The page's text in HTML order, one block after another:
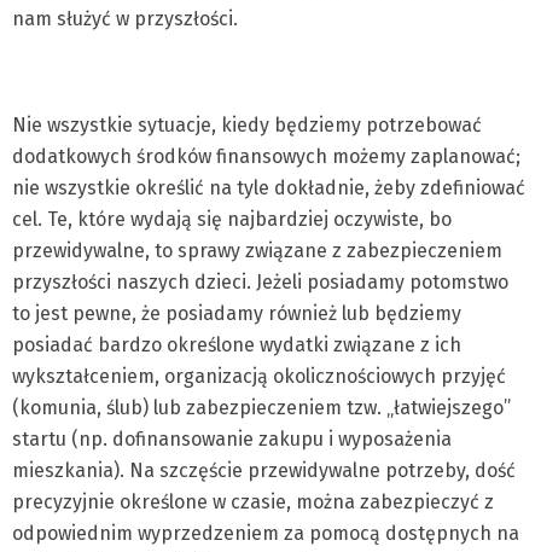
nam służyć w przyszłości.
Nie wszystkie sytuacje, kiedy będziemy potrzebować
dodatkowych środków finansowych możemy zaplanować;
nie wszystkie określić na tyle dokładnie, żeby zdefiniować
cel. Te, które wydają się najbardziej oczywiste, bo
przewidywalne, to sprawy związane z zabezpieczeniem
przyszłości naszych dzieci. Jeżeli posiadamy potomstwo
to jest pewne, że posiadamy również lub będziemy
posiadać bardzo określone wydatki związane z ich
wykształceniem, organizacją okolicznościowych przyjęć
(komunia, ślub) lub zabezpieczeniem tzw. „łatwiejszego”
startu (np. dofinansowanie zakupu i wyposażenia
mieszkania). Na szczęście przewidywalne potrzeby, dość
precyzyjnie określone w czasie, można zabezpieczyć z
odpowiednim wyprzedzeniem za pomocą dostępnych na